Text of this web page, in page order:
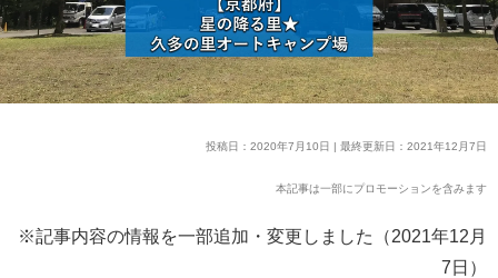
投稿日：2020年7月10日 | 最終更新日：2021年12月7日
本記事は一部にプロモーションを含みます
※記事内容の情報を一部追加・変更しました（2021年12月
7日）